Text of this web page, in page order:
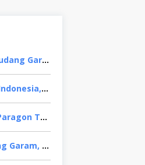
Staff Operasional PT Gudang Garam, Sidoarjo
Satpam PT Kereta Api Indonesia,Bogor
Operator Produksi PT Paragon Technology and Innovation, Tangerang
Staff Gudang PT Gudang Garam, Kediri